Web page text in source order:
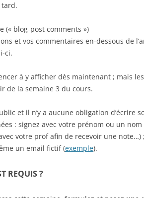
(« blog-post comments »)
et vos commentaires en-dessous de
ci.
à y afficher dès maintenant ; mais
de la semaine 3 du cours.
et il n’y a aucune obligation d’écrire
: signez avec votre prénom ou un
votre prof afin de recevoir une note…)
un email fictif (exemple).
REQUIS ?